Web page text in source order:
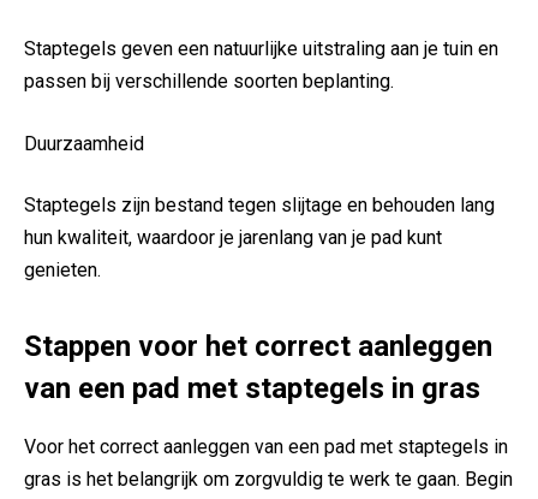
Staptegels geven een ‌natuurlijke uitstraling aan je tuin en
‌passen ‍bij verschillende soorten beplanting.
Duurzaamheid
Staptegels zijn bestand tegen slijtage ‌en behouden lang‌
hun kwaliteit, waardoor je‍ jarenlang van je pad ‍kunt
genieten.
Stappen⁢ voor het ⁣correct‌ aanleggen
van een pad‌ met staptegels in gras
Voor het⁣ correct aanleggen ⁣van een pad met⁢ staptegels ‍in
⁣gras is het belangrijk ⁢om zorgvuldig ⁣te werk te gaan. Begin